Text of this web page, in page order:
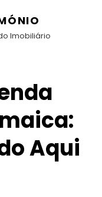
Imobiliário
Aqui